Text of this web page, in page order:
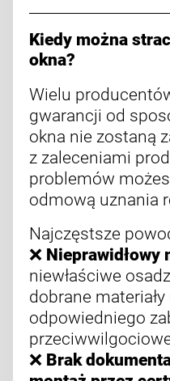
Kiedy można
okna?
Wielu
gwarancji od
okna nie zostaną
z zaleceniami
problemów
odmową uznania
Najczęstsze
❌ Nieprawidłowy
niewłaściwe
dobrane
odpowiedniego
❌ Brak